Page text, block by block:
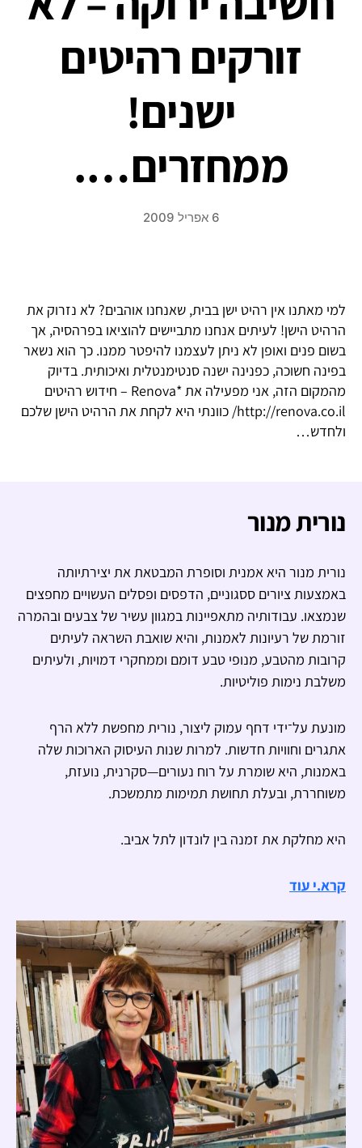
זורקים רהיטים
ישנים!
ממחזרים….
6 אפריל 2009
למי מאתנו אין רהיט ישן בבית, שאנחנו אוהבים? לא נזרוק את
הרהיט הישן! לעיתים אנחנו מתביישים להוציאו בפרהסיה, אך
בשום פנים ואופן לא ניתן לעצמנו להיפטר ממנו. כך הוא נשאר
בפינה חשוכה, כפנינה ישנה סנטימנטלית ואיכותית. בדיוק
מהמקום הזה, אני מפעילה את *Renova – חידוש רהיטים
http://renova.co.il/ כוונתי היא לקחת את הרהיט הישן שלכם
ולחדש…
נורית מנור
נורית מנור היא אמנית וסופרת המבטאת את יצירתיותה
באמצעות ציורים ססגוניים, הדפסים ופסלים העשויים מחפצים
שנמצאו. עבודותיה מתאפיינות במגוון עשיר של צבעים ובהמרה
זורמת של רעיונות לאמנות, והיא שואבת השראה לעיתים
קרובות מהטבע, מנופי טבע דומם וממחקרי דמויות, ולעיתים
משלבת נימות פוליטיות.
מונעת על־ידי דחף עמוק ליצור, נורית מחפשת ללא הרף
אתגרים וחוויות חדשות. למרות שנות העיסוק הארוכות שלה
באמנות, היא שומרת על רוח נעורים—סקרנית, נועזת,
משוחררת, ובעלת תחושת תמימות מתמשכת.
היא מחלקת את זמנה בין לונדון לתל אביב.
קרא.י עוד